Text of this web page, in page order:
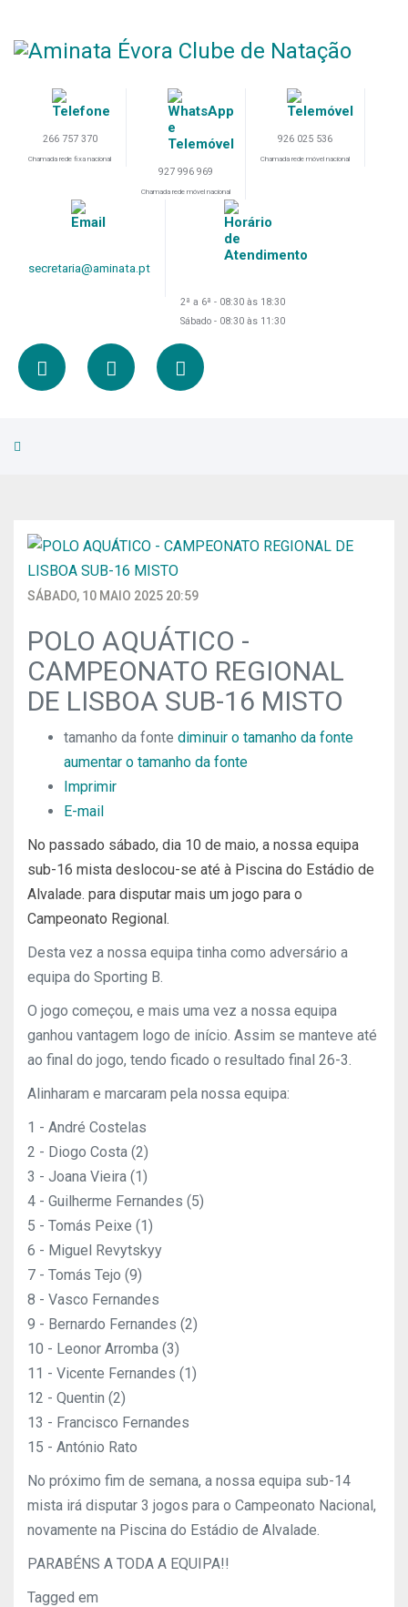
266 757 370
Chamada rede fixa nacional
927 996 969
Chamada rede móvel nacional
926 025 536
Chamada rede móvel nacional
secretaria@aminata.pt
2ª a 6ª - 08:30 às 18:30
Sábado - 08:30 às 11:30
SÁBADO, 10 MAIO 2025 20:59
POLO AQUÁTICO -
CAMPEONATO REGIONAL
DE LISBOA SUB-16 MISTO
tamanho da fonte diminuir o tamanho da fonte
aumentar o tamanho da fonte
Imprimir
E-mail
No passado sábado, dia 10 de maio, a nossa equipa
sub-16 mista deslocou-se até à Piscina do Estádio de
Alvalade. para disputar mais um jogo para o
Campeonato Regional.
Desta vez a nossa equipa tinha como adversário a
equipa do Sporting B.
O jogo começou, e mais uma vez a nossa equipa
ganhou vantagem logo de início. Assim se manteve até
ao final do jogo, tendo ficado o resultado final 26-3.
Alinharam e marcaram pela nossa equipa:
1 - André Costelas
2 - Diogo Costa (2)
3 - Joana Vieira (1)
4 - Guilherme Fernandes (5)
5 - Tomás Peixe (1)
6 - Miguel Revytskyy
7 - Tomás Tejo (9)
8 - Vasco Fernandes
9 - Bernardo Fernandes (2)
10 - Leonor Arromba (3)
11 - Vicente Fernandes (1)
12 - Quentin (2)
13 - Francisco Fernandes
15 - António Rato
No próximo fim de semana, a nossa equipa sub-14
mista irá disputar 3 jogos para o Campeonato Nacional,
novamente na Piscina do Estádio de Alvalade.
PARABÉNS A TODA A EQUIPA!!
Tagged em